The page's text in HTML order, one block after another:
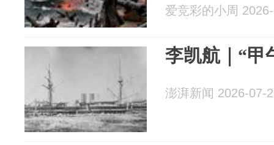
爱竞彩的小周
李凯航｜“甲
澎湃新闻 2026-07-